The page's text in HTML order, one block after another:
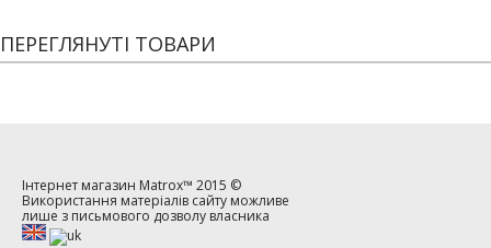
ПЕРЕГЛЯНУТІ ТОВАРИ
Інтернет магазин Matrox™ 2015 ©
Використання матеріалів сайту можливе
лише з письмового дозволу власника